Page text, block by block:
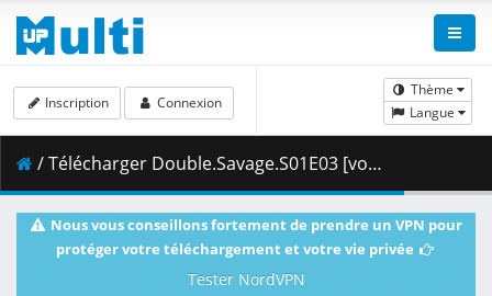
Thème
Langue
Inscription Connexion
/ Télécharger Double.Savage.S01E03 [vostfr].mp4 ( 876.88 MB )
Nous vous conseillons fortement de prendre un VPN pour
protéger votre téléchargement et votre vie privée
Tester NordVPN